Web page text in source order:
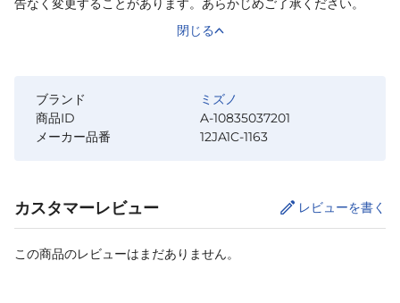
告なく変更することがあります。あらかじめご了承ください。
閉じる
ブランド
ミズノ
商品ID
A-10835037201
メーカー品番
12JA1C-1163
カスタマーレビュー レビューを書く
この商品のレビューはまだありません。